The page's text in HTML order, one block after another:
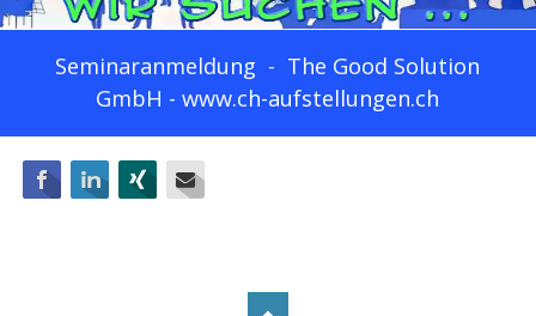
Seminaranmeldung - The Good Solution
GmbH - www.ch-aufstellungen.ch
FacebookLinkedIn Xing